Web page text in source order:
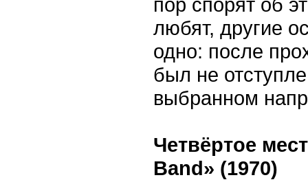
любят, другие
одно: после
был не
выбранном
Четвёртое
Band» (1970)